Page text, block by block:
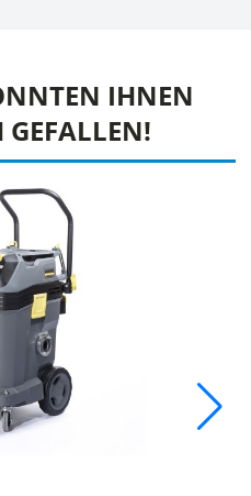
IHNEN
GEFALLEN!